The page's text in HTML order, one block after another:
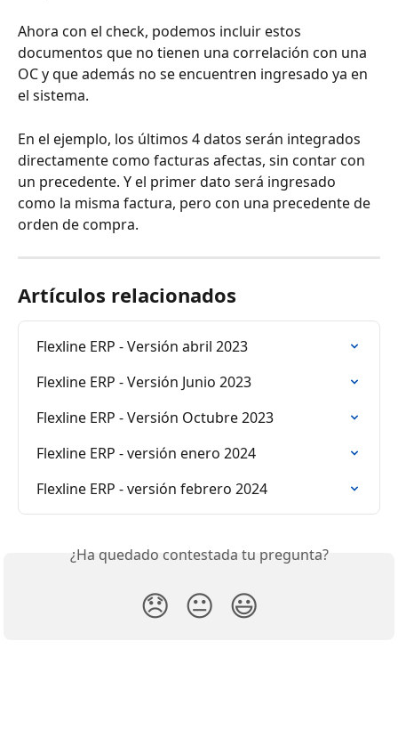
Ahora con el check, podemos incluir estos
documentos que no tienen una correlación con una
OC y que además no se encuentren ingresado ya en
el sistema.
En el ejemplo, los últimos 4 datos serán integrados
directamente como facturas afectas, sin contar con
un precedente. Y el primer dato será ingresado
como la misma factura, pero con una precedente de
orden de compra.
Artículos relacionados
Flexline ERP - Versión abril 2023
Flexline ERP - Versión Junio 2023
Flexline ERP - Versión Octubre 2023
Flexline ERP - versión enero 2024
Flexline ERP - versión febrero 2024
¿Ha quedado contestada tu pregunta?
😞 😐 😃